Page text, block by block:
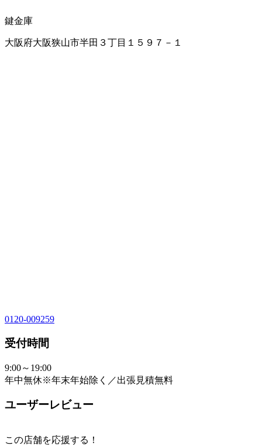
鍵金庫
大阪府大阪狭山市半田３丁目１５９７－１
0120-009259
受付時間
9:00～19:00
年中無休※年末年始除く／出張見積無料
ユーザーレビュー
この店舗を応援する！